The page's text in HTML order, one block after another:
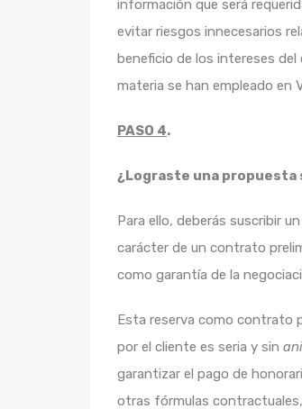
información que será
evitar riesgos innecesarios
beneficio de los intereses del
materia se han empleado en
PASO 4.
¿Lograste una
Para ello, deberás suscribir
carácter de un contrato
como garantía de la
Esta reserva como contrato
por el cliente es seria y sin
garantizar el pago de
otras fórmulas